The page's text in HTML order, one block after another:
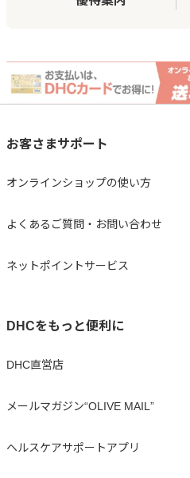
お客さまサポート
オンラインショップの使い方
よくあるご質問・お問い合わせ
ネットポイントサービス
DHCをもっと便利に
DHC直営店
メールマガジン“OLIVE MAIL”
ヘルスケアサポートアプリ